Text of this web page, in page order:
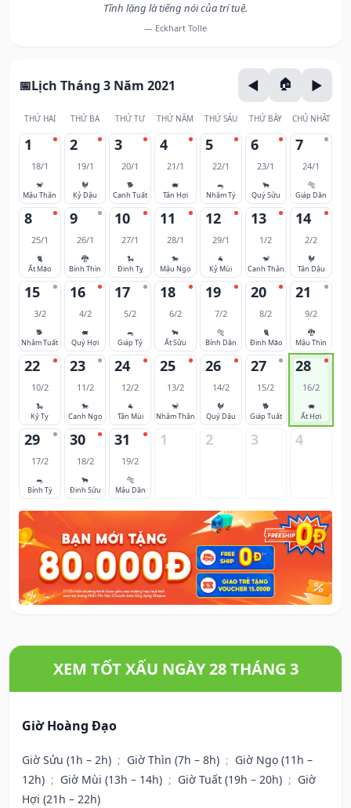
Tĩnh lặng là tiếng nói của trí tuệ.
— Eckhart Tolle
Lịch Tháng 3 Năm 2021
THỨ HAI THỨ BA THỨ TƯ THỨ NĂM THỨ SÁU THỨ BẢY CHỦ NHẬT
1
18/1
🐒
Mậu Thân
2
19/1
🐓
Kỷ Dậu
3
20/1
🐕
Canh Tuất
4
21/1
🐖
Tân Hợi
5
22/1
🐀
Nhâm Tý
6
23/1
🐂
Quý Sửu
7
24/1
🐅
Giáp Dần
8
25/1
🐈
Ất Mão
9
26/1
🐉
Bính Thìn
10
27/1
🐍
Đinh Tỵ
11
28/1
🐎
Mậu Ngọ
12
29/1
🐐
Kỷ Mùi
13
1/2
🐒
Canh Thân
14
2/2
🐓
Tân Dậu
15
3/2
🐕
Nhâm Tuất
16
4/2
🐖
Quý Hợi
17
5/2
🐀
Giáp Tý
18
6/2
🐂
Ất Sửu
19
7/2
🐅
Bính Dần
20
8/2
🐈
Đinh Mão
21
9/2
🐉
Mậu Thìn
22
10/2
🐍
Kỷ Tỵ
23
11/2
🐎
Canh Ngọ
24
12/2
🐐
Tân Mùi
25
13/2
🐒
Nhâm Thân
26
14/2
🐓
Quý Dậu
27
15/2
🐕
Giáp Tuất
28
16/2
🐖
Ất Hợi
29
17/2
🐀
Bính Tý
30
18/2
🐂
Đinh Sửu
31
19/2
🐅
Mậu Dần
1 2 3 4
XEM TỐT XẤU NGÀY 28 THÁNG 3
Giờ Hoàng Đạo
Giờ Sửu (1h – 2h) ; Giờ Thìn (7h – 8h) ; Giờ Ngọ (11h –
12h) ; Giờ Mùi (13h – 14h) ; Giờ Tuất (19h – 20h) ; Giờ
Hợi (21h – 22h)